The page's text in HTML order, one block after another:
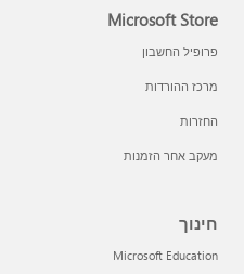
Microsoft Store
פרופיל החשבון
מרכז ההורדות
החזרות
מעקב אחר הזמנות
חינוך
Microsoft Education